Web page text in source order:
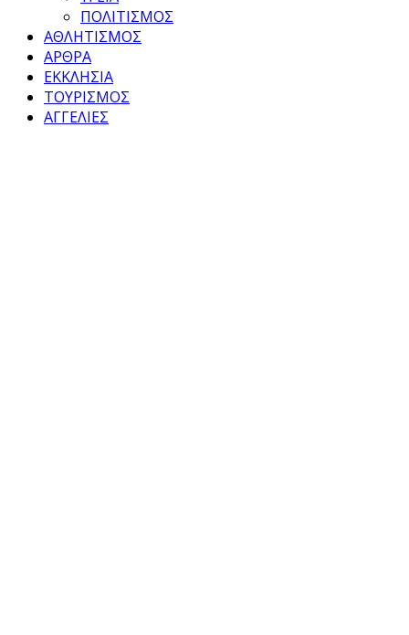
ΠΟΛΙΤΙΣΜΟΣ
ΑΘΛΗΤΙΣΜΟΣ
ΑΡΘΡΑ
ΕΚΚΛΗΣΙΑ
ΤΟΥΡΙΣΜΟΣ
ΑΓΓΕΛΙΕΣ